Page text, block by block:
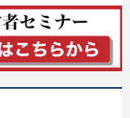
向上